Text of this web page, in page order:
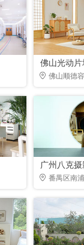
佛山光动片
佛山顺德
广州八克
番禺区南